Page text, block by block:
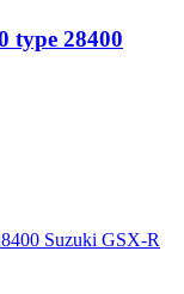
type 28400